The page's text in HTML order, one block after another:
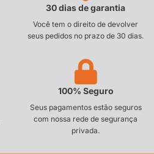
30 dias de garantia
Você tem o direito de devolver
seus pedidos no prazo de 30 dias.
100% Seguro
Seus pagamentos estão seguros
com nossa rede de segurança
privada.